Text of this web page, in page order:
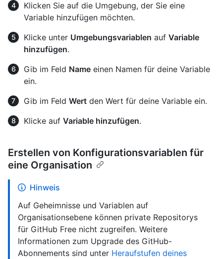
Klicken Sie auf die Umgebung, der Sie eine
Variable hinzufügen möchten.
Klicke unter Umgebungsvariablen auf Variable
hinzufügen.
Gib im Feld Name einen Namen für deine Variable
ein.
Gib im Feld Wert den Wert für deine Variable ein.
Klicke auf Variable hinzufügen.
Erstellen von Konfigurationsvariablen für
eine Organisation
Hinweis
Auf Geheimnisse und Variablen auf
Organisationsebene können private Repositorys
für GitHub Free nicht zugreifen. Weitere
Informationen zum Upgrade des GitHub-
Abonnements sind unter Heraufstufen deines